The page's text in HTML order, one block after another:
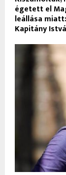
égetett el
leállása
Kapitány